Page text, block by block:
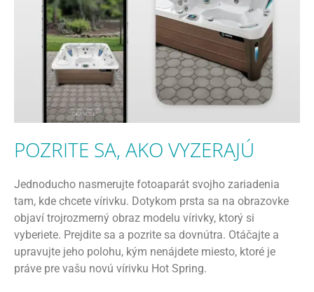
POZRITE SA, AKO VYZERAJÚ
Jednoducho nasmerujte fotoaparát svojho zariadenia
tam, kde chcete vírivku. Dotykom prsta sa na obrazovke
objaví trojrozmerný obraz modelu vírivky, ktorý si
vyberiete. Prejdite sa a pozrite sa dovnútra. Otáčajte a
upravujte jeho polohu, kým nenájdete miesto, ktoré je
práve pre vašu novú vírivku Hot Spring.